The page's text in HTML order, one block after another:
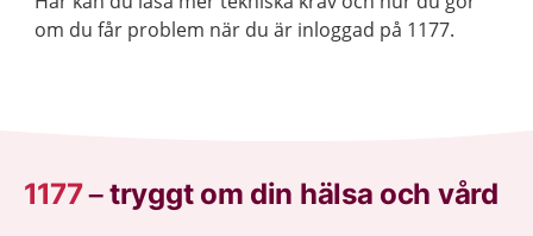
om du får problem när du är inloggad på 1177.
1177–tryggt om din hälsa och vård